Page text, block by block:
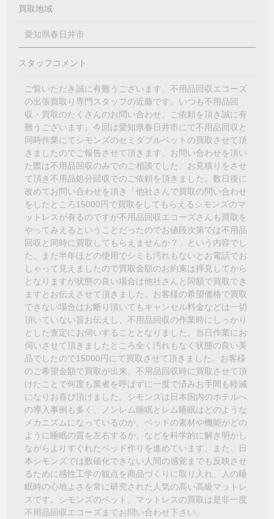
買取地域
愛知県春日井市
スタッフコメント
ご覧いただき誠に有難うございます。不用品回収エコーズ
の出張買取り専門スタッフの近藤です。いつも不用品回
収・買取のたくさんのお問い合わせ、ご依頼を頂き誠に有
難うございます。今回は愛知県春日井市にて不用品回収と
同時作業にてシモンズのセミダブルベットの買取させて頂
きましたのでご報告させて頂きます。お問い合わせを頂い
た際は不用品回収のみでのご相談でした、お見積りをさせ
て頂き不用品処分回収でのご依頼を頂きました。数日後に
改めてお問い合わせを頂き「他社さんで買取の問い合わせ
をしたところ15000円で買取をしてもらえるシモンズのマ
ットレスが有るのですが不用品回収エコーズさんも買取を
やってみえるということだったのでお値段次第では不用品
回収と同時に買取してもらえませんか？」という内容でし
た、まだ半年ほどの使用でシミも汚れもないとお電話でお
しゃって見えましたので買取金額のお約束は拝見してから
となりますが状態の良い場合は他社さんと同額で買取でき
ますとお伝えさせて頂きました。お客様の希望価格で買取
できない場合はお断り頂いてもキャンセル料金などは一切
頂いていない旨お伝えし、不用品回収の作業時にしっかり
とした査定にお伺いすることとなりました。当日作業にお
伺いさせて頂きましたところ全く汚れもなく状態の良い美
品でしたので15000円にて買取させて頂きました。お客様
のご希望金額で買取が出来、不用品回収時に買取させて頂
けたことで何度も業者を呼ばずに一度で済みお手間も軽減
になりお喜び頂けました。シモンズは日本国内のホテルへ
の導入事例も多く、ノンレム睡眠とレム睡眠はどのような
メカニズムになっているのか、ベッドの素材や機能がどの
ように睡眠の質を左右するか、などを科学的に解き明かし
ながらよりすぐれたベッド作りを進めています。また、日
本シモンズでは数値化できない人間の感覚までも反映させ
るために感性工学の観点を商品づくりに取り入れ、人の睡
眠時の心地よさを常に研究された人気の高い高級マットレ
スです。シモンズのベット、マットレスの買取は是非一度
不用品回収エコーズまでお問い合わせ下さい。